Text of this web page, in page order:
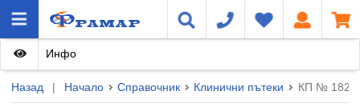
Назад | Начало Справочник Клинични пътеки КП № 182
Инфо